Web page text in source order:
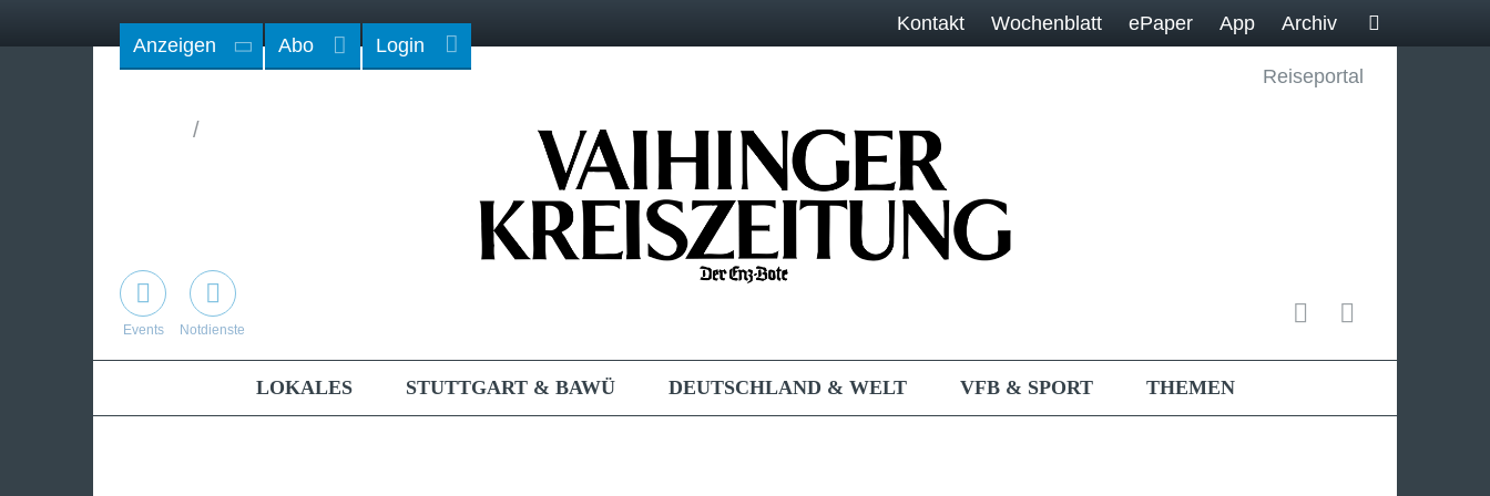
Anzeigen Abo Login
Kontakt Wochenblatt ePaper App Archiv
/
Reiseportal
Events Notdienste
LOKALES STUTTGART & BAWÜ DEUTSCHLAND & WELT VFB & SPORT THEMEN